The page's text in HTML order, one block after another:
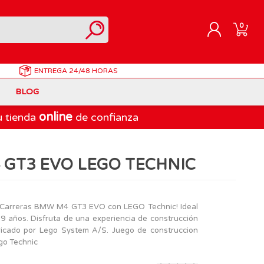
REGISTRARME
0
ENTREGA 24/48 HORAS
Muñecas Famosa
Playmobil
Spiderman
The Bellies
BLOG
tienda online de confianza
EVO LEGO TECHNIC
BMW M4 GT3 EVO con LEGO Technic! Ideal
años. Disfruta de una experiencia de construcción
por Lego System A/S. Juego de construccion
Technic